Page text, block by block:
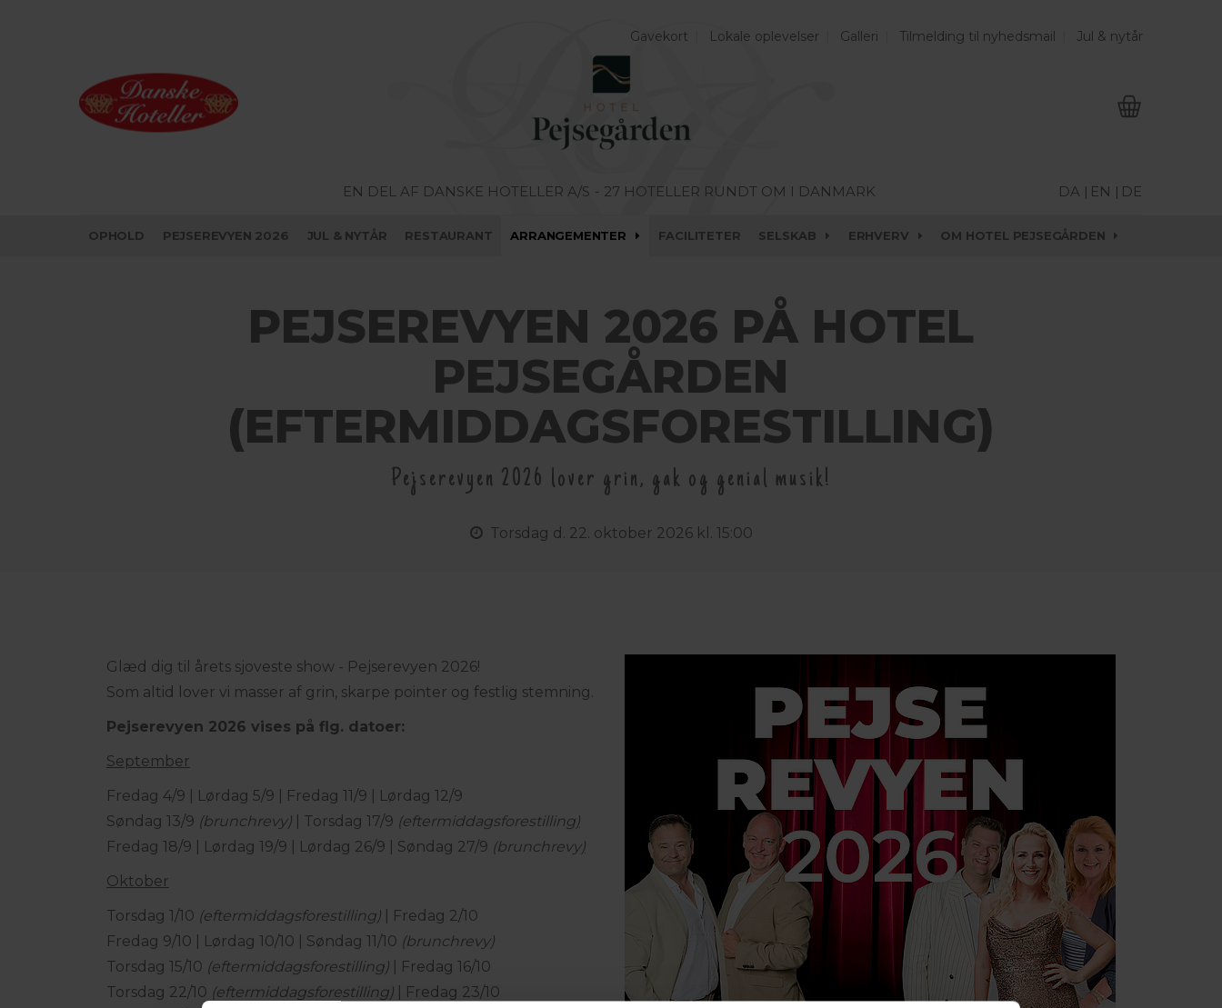
Gavekort Lokale oplevelser Galleri Tilmelding til nyhedsmail Jul & nytår
EN DEL AF DANSKE HOTELLER A/S - 27 HOTELLER RUNDT OM I DANMARK DA | EN | DE
OPHOLD PEJSEREVYEN 2026 JUL & NYTÅR RESTAURANT ARRANGEMENTER FACILITETER SELSKAB ERHVERV OM HOTEL PEJSEGÅRDEN
PEJSEREVYEN 2026 PÅ HOTEL
PEJSEGÅRDEN
(EFTERMIDDAGSFORESTILLING)
Pejserevyen 2026 lover grin, gak og genial musik!
Torsdag d. 22. oktober 2026 kl. 15:00
Glæd dig til årets sjoveste show - Pejserevyen 2026!
Som altid lover vi masser af grin, skarpe pointer og festlig stemning.
Pejserevyen 2026 vises på flg. datoer:
September
Fredag 4/9 | Lørdag 5/9 | Fredag 11/9 | Lørdag 12/9
Søndag 13/9 (brunchrevy) | Torsdag 17/9 (eftermiddagsforestilling)
Fredag 18/9 | Lørdag 19/9 | Lørdag 26/9 | Søndag 27/9 (brunchrevy)
Oktober
Torsdag 1/10 (eftermiddagsforestilling) | Fredag 2/10
Fredag 9/10 | Lørdag 10/10 | Søndag 11/10 (brunchrevy)
Torsdag 15/10 (eftermiddagsforestilling) | Fredag 16/10
Torsdag 22/10 (eftermiddagsforestilling) | Fredag 23/10